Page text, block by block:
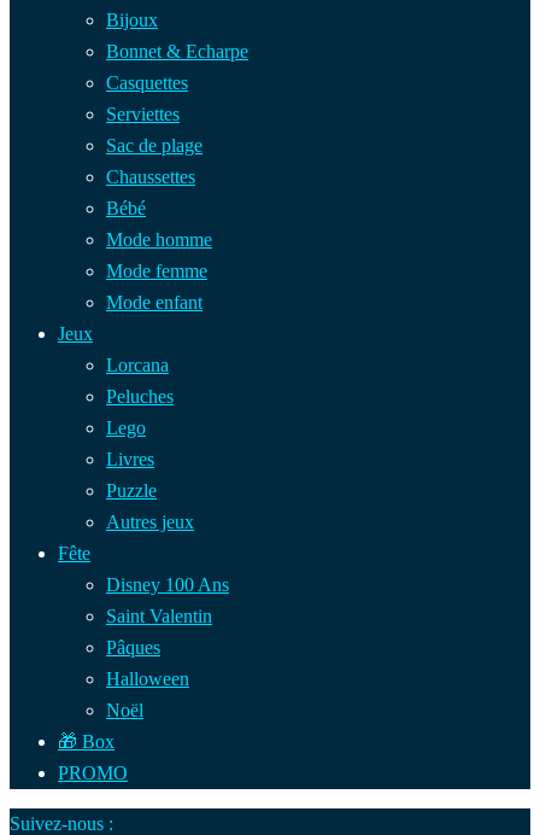
Bijoux
Bonnet & Echarpe
Casquettes
Serviettes
Sac de plage
Chaussettes
Bébé
Mode homme
Mode femme
Mode enfant
Jeux
Lorcana
Peluches
Lego
Livres
Puzzle
Autres jeux
Fête
Disney 100 Ans
Saint Valentin
Pâques
Halloween
Noël
🎁 Box
PROMO
Suivez-nous :